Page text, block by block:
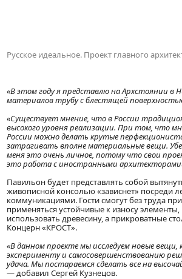
Русское идеальное. Проект главного
«В этом году я представлю на Архстоянии в
материалов трубу с блестящей
«Существует мнение, что в России
высокого уровня реализации. При том, что
России можно делать крутые
затрагивать вполне материальные вещи.
меня это очень личное, потому что свои
это работа с иностранными
Павильон будет представлять собой
живописной консолью «зависнет» посреди
коммуникациями. Гости смогут без труда
применяться устойчивые к износу
использовать древесину, а прикроватные
Концерн «КРОСТ».
«В данном проекте мы исследуем новые вещи,
эксперименту и самосовершенствованию
удача. Мы постараемся сделать все на
— добавил Сергей Кузнецов.